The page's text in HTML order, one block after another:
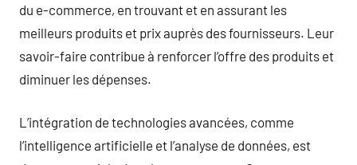
du e-commerce, en trouvant et en assurant les
meilleurs produits et prix auprès des fournisseurs. Leur
savoir-faire contribue à renforcer l’offre des produits et
diminuer les dépenses.
L’intégration de technologies avancées, comme
l’intelligence artificielle et l’analyse de données, est